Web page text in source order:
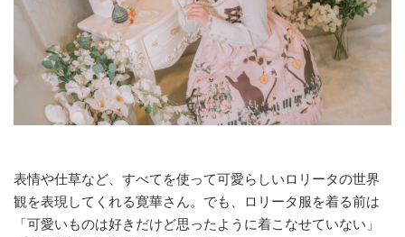
表情や仕草など、すべてを使って可愛らしいロリータの世界
観を表現してくれる寛華さん。でも、ロリータ服を着る前は
「可愛いものは好きだけど思ったように着こなせていない」